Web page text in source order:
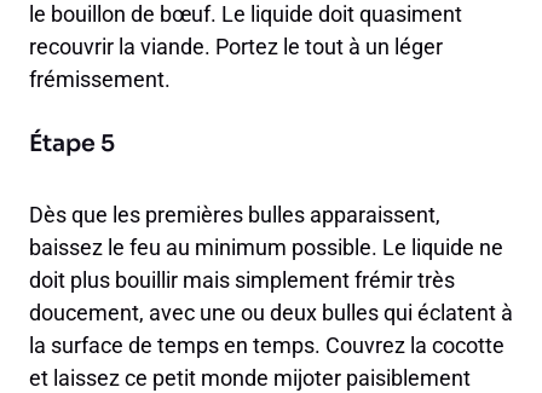
le bouillon de bœuf. Le liquide doit quasiment
recouvrir la viande. Portez le tout à un léger
frémissement.
Étape 5
Dès que les premières bulles apparaissent,
baissez le feu au minimum possible. Le liquide ne
doit plus bouillir mais simplement frémir très
doucement, avec une ou deux bulles qui éclatent à
la surface de temps en temps. Couvrez la cocotte
et laissez ce petit monde mijoter paisiblement